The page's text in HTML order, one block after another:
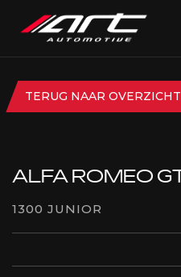
TERUG NAAR OVERZICHT
ALFA ROMEO GT
1300 JUNIOR